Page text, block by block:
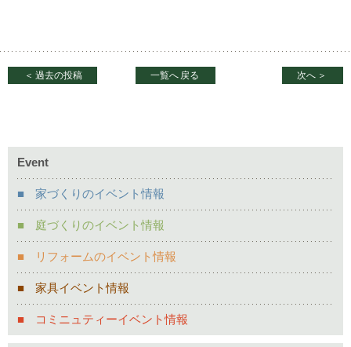
＜ 過去の投稿 一覧へ 戻る 次へ ＞
Event
家づくりのイベント情報
庭づくりのイベント情報
リフォームのイベント情報
家具イベント情報
コミニュティーイベント情報